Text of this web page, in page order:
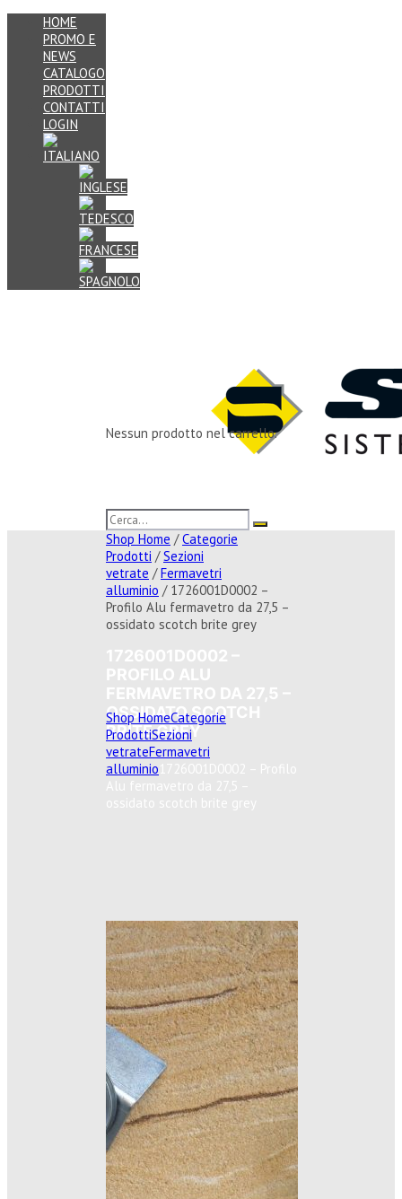
HOME
PROMO E
NEWS
CATALOGO
PRODOTTI
CONTATTI
LOGIN
Nessun prodotto nel carrello.
Shop Home /Categorie
Prodotti /Sezioni
vetrate /Fermavetri
alluminio / 1726001D0002 –
Profilo Alu fermavetro da 27,5 –
ossidato scotch brite grey
OSSIDATO SCOTCH
BRITE GREY
Shop HomeCategorie
ProdottiSezioni
vetrateFermavetri
alluminio